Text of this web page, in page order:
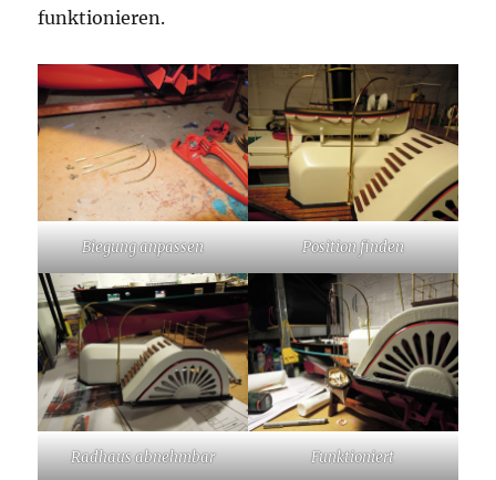
funktionieren.
Biegung anpassen Position finden
Radhaus abnehmbar Funktioniert